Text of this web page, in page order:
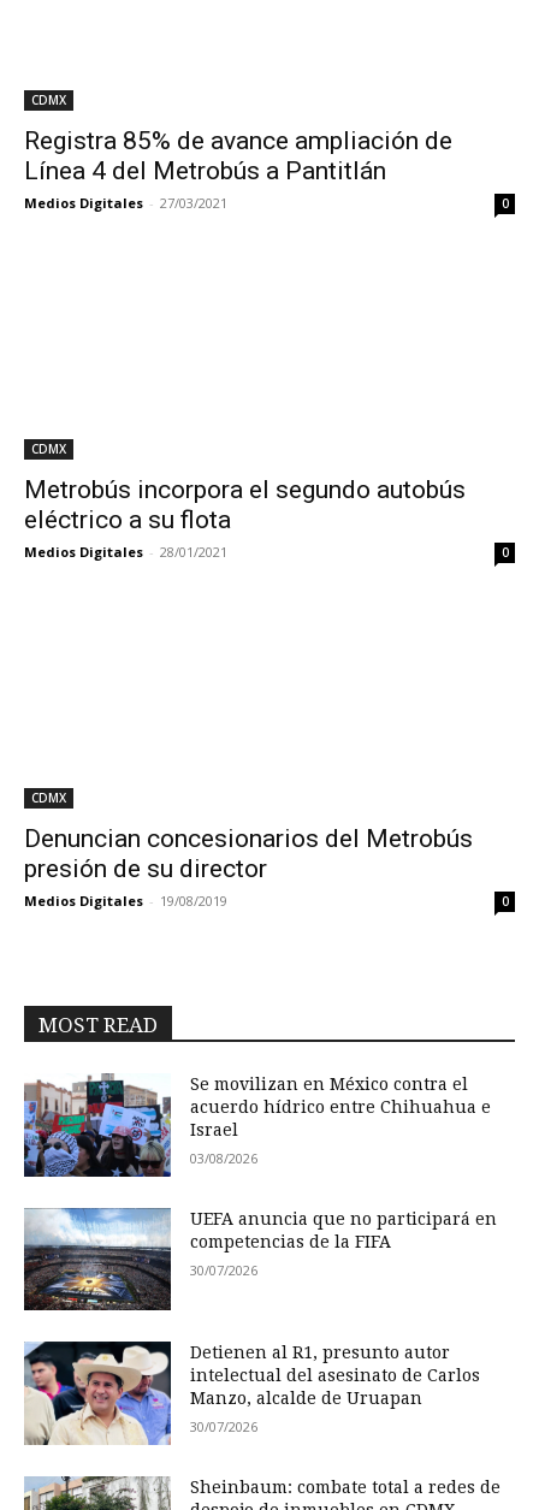
CDMX
Registra 85% de avance ampliación de
Línea 4 del Metrobús a Pantitlán
Medios Digitales - 27/03/2021 0
CDMX
Metrobús incorpora el segundo autobús
eléctrico a su flota
Medios Digitales - 28/01/2021 0
CDMX
Denuncian concesionarios del Metrobús
presión de su director
Medios Digitales - 19/08/2019 0
MOST READ
Se movilizan en México contra el
acuerdo hídrico entre Chihuahua e
Israel
03/08/2026
UEFA anuncia que no participará en
competencias de la FIFA
30/07/2026
Detienen al R1, presunto autor
intelectual del asesinato de Carlos
Manzo, alcalde de Uruapan
30/07/2026
Sheinbaum: combate total a redes de